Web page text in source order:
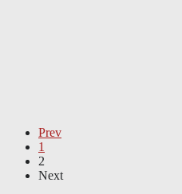
Prev
1
2
Next